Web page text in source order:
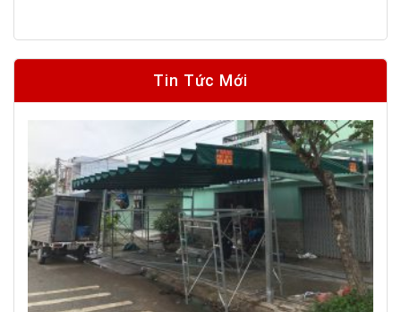
Tin Tức Mới